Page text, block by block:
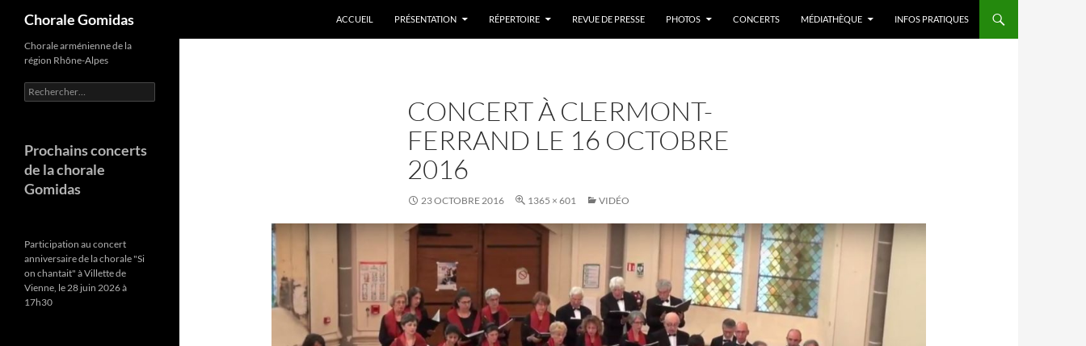
Aller
contenu
Chorale Gomidas ACCUEIL PRÉSENTATION RÉPERTOIRE REVUE DE PRESSE PHOTOS CONCERTS MÉDIATHÈQUE INFOS PRATIQUES
CONCERT À CLERMONT-
FERRAND LE 16 OCTOBRE
2016
23 OCTOBRE 2016 1365 × 601 VIDÉO
Chorale arménienne de la
région Rhône-Alpes
Rechercher :
Prochains concerts
de la chorale
Gomidas
Participation au concert
anniversaire de la chorale "Si
on chantait" à Villette de
Vienne, le 28 juin 2026 à
17h30